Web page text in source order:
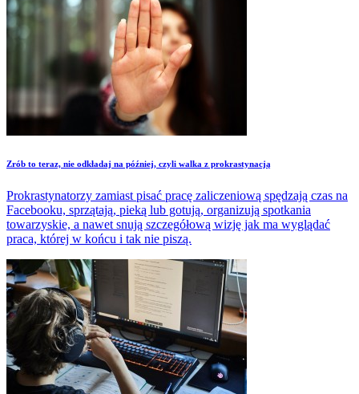
Zrób to teraz, nie odkładaj na później, czyli walka z prokrastynacją
Prokrastynatorzy zamiast pisać pracę zaliczeniową spędzają czas na
Facebooku, sprzątają, pieką lub gotują, organizują spotkania
towarzyskie, a nawet snują szczegółową wizję jak ma wyglądać
praca, której w końcu i tak nie piszą.